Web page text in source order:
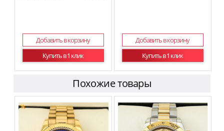
Добавить в корзину
Купить в 1 клик
Добавить в корзину
Купить в 1 клик
Похожие товары